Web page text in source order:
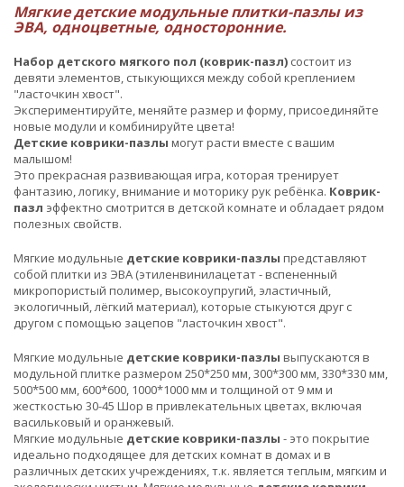
Мягкие детские модульные плитки-пазлы из
ЭВА, одноцветные, односторонние.
Набор детского мягкого пол (коврик-пазл) состоит из
девяти элементов, стыкующихся между собой креплением
"ласточкин хвост".
Экспериментируйте, меняйте размер и форму, присоединяйте
новые модули и комбинируйте цвета!
Детские коврики-пазлы могут расти вместе с вашим
малышом!
Это прекрасная развивающая игра, которая тренирует
фантазию, логику, внимание и моторику рук ребёнка. Коврик-
пазл эффектно смотрится в детской комнате и обладает рядом
полезных свойств.
Мягкие модульные детские коврики-пазлы представляют
собой плитки из ЭВА (этиленвинилацетат - вспененный
микропористый полимер, высокоупругий, эластичный,
экологичный, лёгкий материал), которые стыкуются друг с
другом с помощью зацепов "ласточкин хвост".
Мягкие модульные детские коврики-пазлы выпускаются в
модульной плитке размером 250*250 мм, 300*300 мм, 330*330 мм,
500*500 мм, 600*600, 1000*1000 мм и толщиной от 9 мм и
жесткостью 30-45 Шор в привлекательных цветах, включая
васильковый и оранжевый.
Мягкие модульные детские коврики-пазлы - это покрытие
идеально подходящее для детских комнат в домах и в
различных детских учреждениях, т.к. является теплым, мягким и